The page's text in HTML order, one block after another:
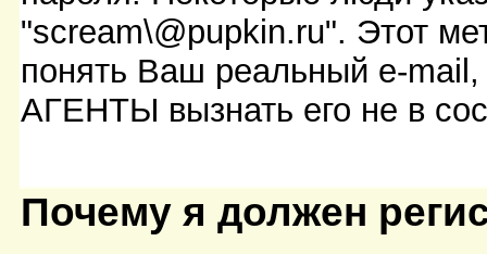
"scream\@pupkin.ru". Этот
понять Ваш реальный e-
АГЕНТЫ вызнать его не в
Почему я должен